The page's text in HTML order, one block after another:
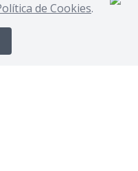
de Cookies.